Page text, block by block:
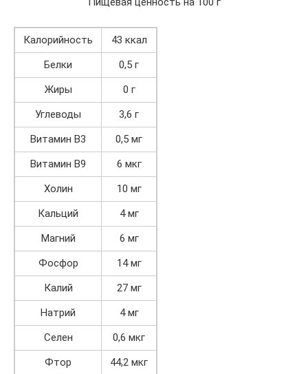
Калорийность
43 ккал
Белки
0,5 г
Жиры
0 г
Углеводы
3,6 г
Витамин B3
0,5 мг
Витамин В9
6 мкг
Холин
10 мг
Кальций
4 мг
Магний
6 мг
Фосфор
14 мг
Калий
27 мг
Натрий
4 мг
Селен
0,6 мкг
Фтор
44,2 мкг